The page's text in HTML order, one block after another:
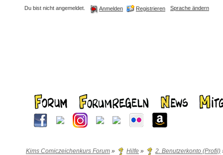
Du bist nicht angemeldet. Anmelden Registrieren Sprache ändern
Kims Comiczeichenkurs Forum » Hilfe » 2. Benutzerkonto (Profil)